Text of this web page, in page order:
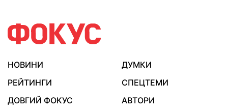
НОВИНИ
ДУМКИ
РЕЙТИНГИ
СПЕЦТЕМИ
ДОВГИЙ ФОКУС
АВТОРИ